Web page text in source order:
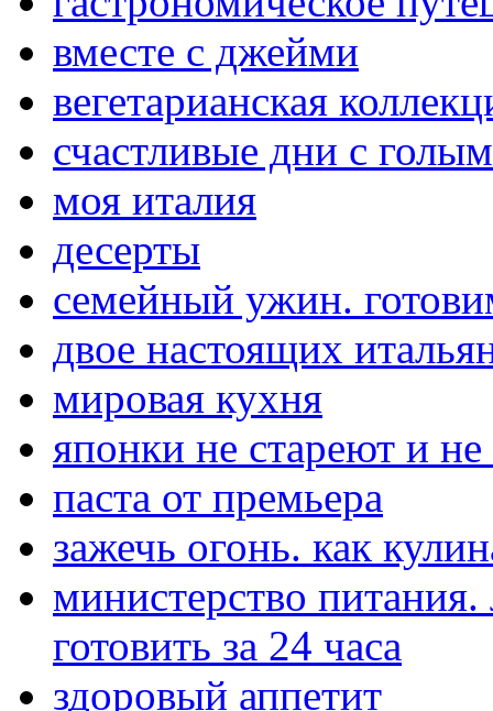
вместе с джейми
вегетарианская
счастливые дни с
моя италия
десерты
семейный ужин.
двое настоящих
мировая кухня
японки не стареют и не
паста от премьера
зажечь огонь. как
министерство
готовить за 24 часа
здоровый аппетит